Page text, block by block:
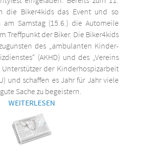
die Biker4kids das Event und so
am Samstag (15.6.) die Automeile
Treffpunkt der Biker. Die Biker4kids
des „ambulanten Kinder-
(AKHD) und des „Vereins
der Kinderhospizarbeit
und schaffen es Jahr für Jahr viele
Sache zu begeistern.
WEITERLESEN